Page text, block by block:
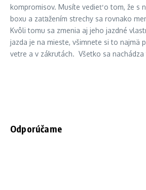
kompromisov. Musíte vedieť o tom, že s
boxu a zaťažením strechy sa rovnako
Kvôli tomu sa zmenia aj jeho jazdné
jazda je na mieste, všimnete si to najmä
vetre a v zákrutách. Všetko sa nachádza
Odporúčame